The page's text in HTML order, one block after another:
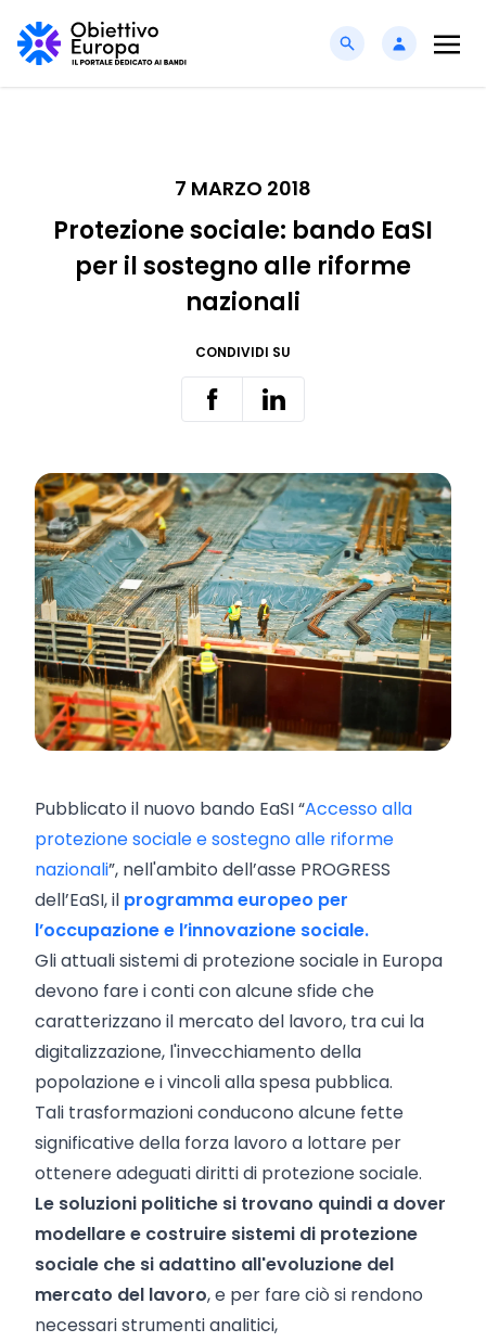
7 MARZO 2018
Protezione sociale: bando EaSI
per il sostegno alle riforme
nazionali
CONDIVIDI SU
Pubblicato il nuovo bando EaSI “Accesso alla
protezione sociale e sostegno alle riforme
nazionali”, nell'ambito dell’asse PROGRESS
dell’EaSI, il programma europeo per
l’occupazione e l’innovazione sociale.
Gli attuali sistemi di protezione sociale in Europa
devono fare i conti con alcune sfide che
caratterizzano il mercato del lavoro, tra cui la
digitalizzazione, l'invecchiamento della
popolazione e i vincoli alla spesa pubblica.
Tali trasformazioni conducono alcune fette
significative della forza lavoro a lottare per
ottenere adeguati diritti di protezione sociale.
Le soluzioni politiche si trovano quindi a dover
modellare e costruire sistemi di protezione
sociale che si adattino all'evoluzione del
mercato del lavoro, e per fare ciò si rendono
necessari strumenti analitici,